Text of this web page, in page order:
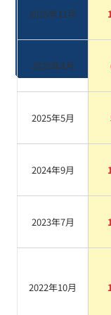
2025年11月
2025年8月
2025年5月
2024年9月
2023年7月
2022年10月